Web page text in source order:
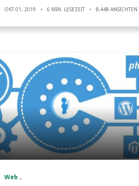
OKT 01, 2019 6 MIN. LESEZEIT 8,448 ANSICHTEN
Web